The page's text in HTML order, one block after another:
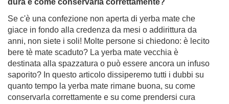
quanto tempo la yerba mate rimane buona, su come
conservarla correttamente e su come prendersi cura
della propria scorta. Continuate a leggere per evitare
delusioni durante la vostra prossima sessione di
infusione e per assicurarvi di ottenere il massimo del
sapore da ogni foglia!
Per saperne di più